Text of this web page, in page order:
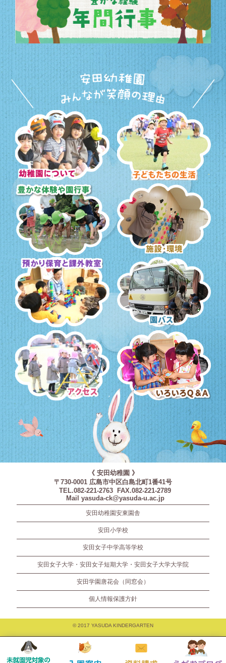
幼稚園について 子どもたちの生活
豊かな体験と園行事 施設・環境
預かり保育・課外教室 園バス・送迎
いろいろQ＆A
《 安田幼稚園 》
〒730-0001 広島市中区白島北町1番41号
TEL.082-221-2763 FAX.082-221-2789
Mail yasuda-ck@yasuda-u.ac.jp
安田幼稚園安東園舎
安田小学校
安田女子中学高等学校
安田女子大学・安田女子短期大学・安田女子大学大学院
安田学園唐花会（同窓会）
個人情報保護方針
© 2017 YASUDA KINDERGARTEN